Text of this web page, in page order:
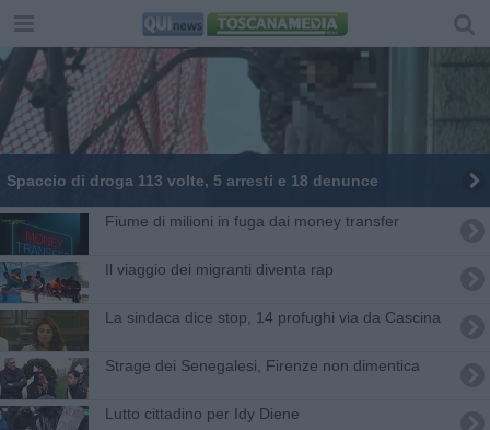
Spaccio di droga 113 volte, 5 arresti e 18 denunce
Fiume di milioni in fuga dai money transfer
Il viaggio dei migranti diventa rap
La sindaca dice stop, 14 profughi via da Cascina
Strage dei Senegalesi, Firenze non dimentica
Lutto cittadino per Idy Diene